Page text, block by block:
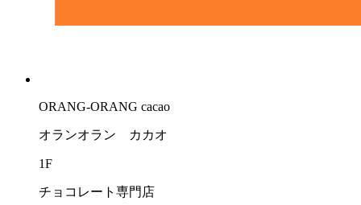
ORANG-ORANG cacao
オランオラン カカオ
1F
チョコレート専門店